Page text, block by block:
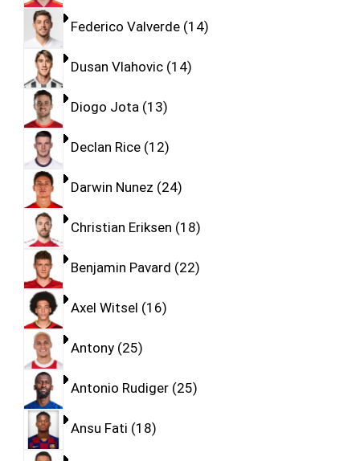
Federico Valverde 14
Dusan Vlahovic 14
Diogo Jota 13
Declan Rice 12
Darwin Nunez 24
Christian Eriksen 18
Benjamin Pavard 22
Axel Witsel 16
Antony 25
Antonio Rudiger 25
Ansu Fati 18